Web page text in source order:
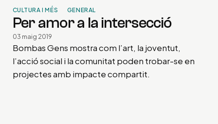
CULTURA I MÉS GENERAL
Per amor a la intersecció
03 maig 2019
Bombas Gens mostra com l’art, la joventut,
l’acció social i la comunitat poden trobar-se en
projectes amb impacte compartit.